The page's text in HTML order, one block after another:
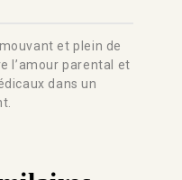
et plein de
l’amour parental et
dans un